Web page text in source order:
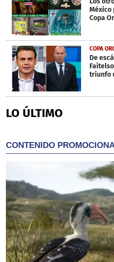
México
Copa
COPA
De
triunfo
LO ÚLTIMO